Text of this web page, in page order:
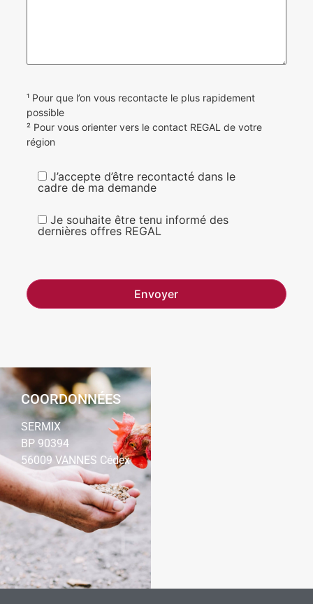
¹ Pour que l’on vous recontacte le plus rapidement
possible
² Pour vous orienter vers le contact REGAL de votre
région
J’accepte d’être recontacté dans le
cadre de ma demande
Je souhaite être tenu informé des
dernières offres REGAL
COORDONNÉES
SERMIX
BP 90394
56009 VANNES Cédex